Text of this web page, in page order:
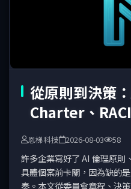
從原則到決策
Charter、
恩梯科技 2026-08-03 58
許多企業寫好了 AI 倫理原則
具體個案前卡關，因為缺的
奏。本文從委員會章程、決